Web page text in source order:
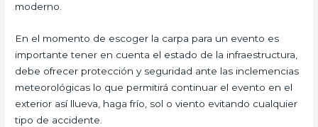
moderno.
En el momento de escoger la carpa para un evento es
importante tener en cuenta el estado de la infraestructura,
debe ofrecer protección y seguridad ante las inclemencias
meteorológicas lo que permitirá continuar el evento en el
exterior así llueva, haga frío, sol o viento evitando cualquier
tipo de accidente.